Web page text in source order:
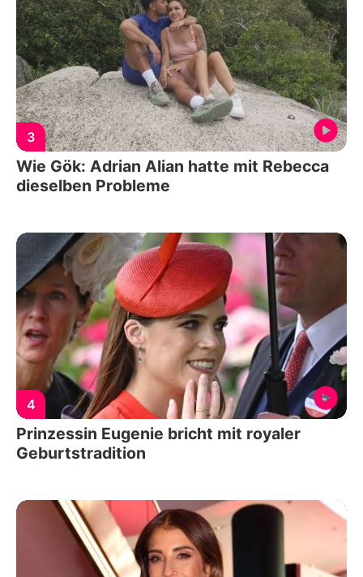
3
Wie Gök: Adrian Alian hatte mit Rebecca
dieselben Probleme
4
Prinzessin Eugenie bricht mit royaler
Geburtstradition